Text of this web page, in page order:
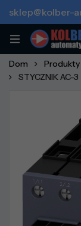
sklep@kolber-
Dom Produkty
STYCZNIK AC-